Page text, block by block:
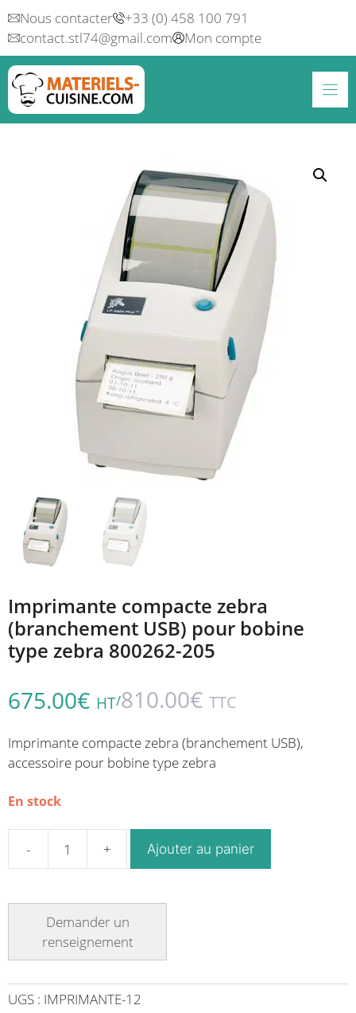
Aller
au
contenu
Nous contacter
+33 (0) 458 100 791
contact.stl74@gmail.com
Mon compte
Imprimante compacte zebra
(branchement USB) pour bobine
type zebra 800262-205
675.00€ HT/810.00€ TTC
Imprimante compacte zebra (branchement USB),
accessoire pour bobine type zebra
En stock
quantité
compacte
zebra
(branchement
pour
Ajouter au panier
UGS : IMPRIMANTE-12